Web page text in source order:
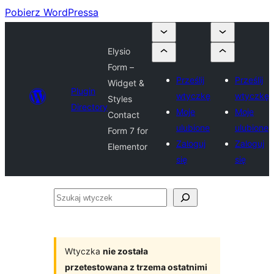
Pobierz WordPressa
Plugin
Directory
Elysio
Form –
Widget &
Styles
Contact
Form 7 for
Elementor
Prześlij
wtyczkę
Moje
ulubione
Zaloguj
się
Prześlij
wtyczkę
Moje
ulubione
Zaloguj
się
Szukaj
Wtyczka nie została
przetestowana z trzema ostatnimi